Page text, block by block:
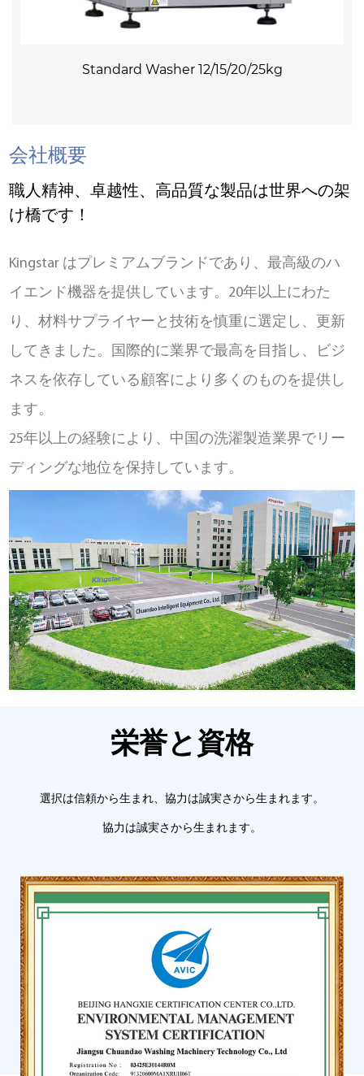
Standard Washer 12/15/20/25kg
会社概要
職人精神、卓越性、高品質な製品は世界への架
け橋です！
Kingstar はプレミアムブランドであり、最高級のハ
イエンド機器を提供しています。20年以上にわた
り、材料サプライヤーと技術を慎重に選定し、更新
してきました。国際的に業界で最高を目指し、ビジ
ネスを依存している顧客により多くのものを提供し
ます。
25年以上の経験により、中国の洗濯製造業界でリー
ディングな地位を保持しています。
栄誉と資格
選択は信頼から生まれ、協力は誠実さから生まれます。
協力は誠実さから生まれます。